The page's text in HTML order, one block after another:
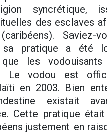
syncrétique,
des esclaves
Saviez-
pratique a été
les
Le vodou est
en 2003. Bien
existait
Cette pratique
justement en